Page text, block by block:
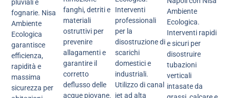
pluviali e
fognarie. Nisa
Ambiente
Ecologica
garantisce
efficienza,
rapidità e
massima
sicurezza per
fanghi, detriti e
materiali
ostruttivi per
prevenire
allagamenti e
garantire il
corretto
deflusso delle
acque piovane.
Interventi
professionali
per la
disostruzione di
scarichi
domestici e
industriali.
Utilizzo di canal
jet ad alta
Ambiente
Ecologica.
Interventi rapidi
e sicuri per
disostruire
tubazioni
verticali
intasate da